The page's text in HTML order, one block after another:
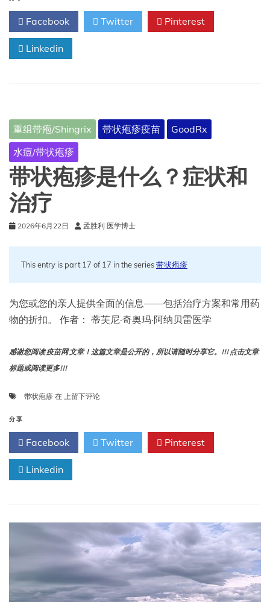
疹、
欣
格
及
您
我
乎）
个
Facebook Twitter Pinterest
Linkedin
重组带疱/Shingrix 带状疱疹疫苗
GoodRx
水痘/带状疱疹
带状疱疹是什么？症状和
治疗
2026年6月22日 孟胜利 医学博士
This entry is part 17 of 17 in the series带状疱疹
为您或您的亲人提供全面的信息——包括治疗方案和常用药
物的折扣。 作者： 蒂芙尼·奇奥玛·阿纳贝雷医学
感谢您阅读 疫苗网 文章！这篇文章是公开的，所以请随时分享它。!!! 点击文章
标题或阅读更多!!!
带状疱疹 在 带
疹
是
什
症
上留下评论
分享
Facebook Twitter Pinterest
Linkedin